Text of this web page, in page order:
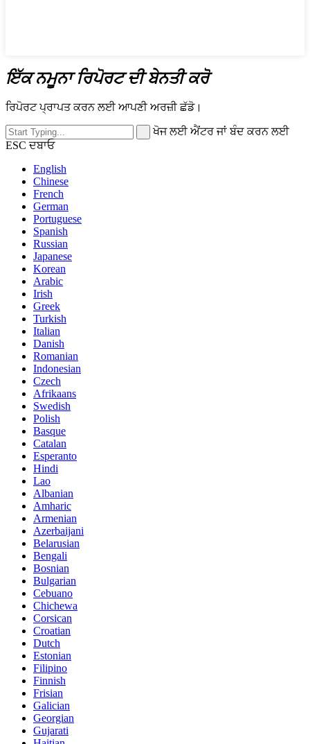
ਇੱਕ ਨਮੂਨਾ ਰਿਪੋਰਟ ਦੀ ਬੇਨਤੀ ਕਰੋ
ਰਿਪੋਰਟ ਪ੍ਰਾਪਤ ਕਰਨ ਲਈ ਆਪਣੀ ਅਰਜ਼ੀ ਛੱਡੋ।
ਖੋਜ ਲਈ ਐਂਟਰ ਜਾਂ ਬੰਦ ਕਰਨ ਲਈ
ESC ਦਬਾਓ
English
Chinese
French
German
Portuguese
Spanish
Russian
Japanese
Korean
Arabic
Irish
Greek
Turkish
Italian
Danish
Romanian
Indonesian
Czech
Afrikaans
Swedish
Polish
Basque
Catalan
Esperanto
Hindi
Lao
Albanian
Amharic
Armenian
Azerbaijani
Belarusian
Bengali
Bosnian
Bulgarian
Cebuano
Chichewa
Corsican
Croatian
Dutch
Estonian
Filipino
Finnish
Frisian
Galician
Georgian
Gujarati